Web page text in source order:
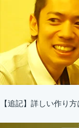
【追記】詳しい作り